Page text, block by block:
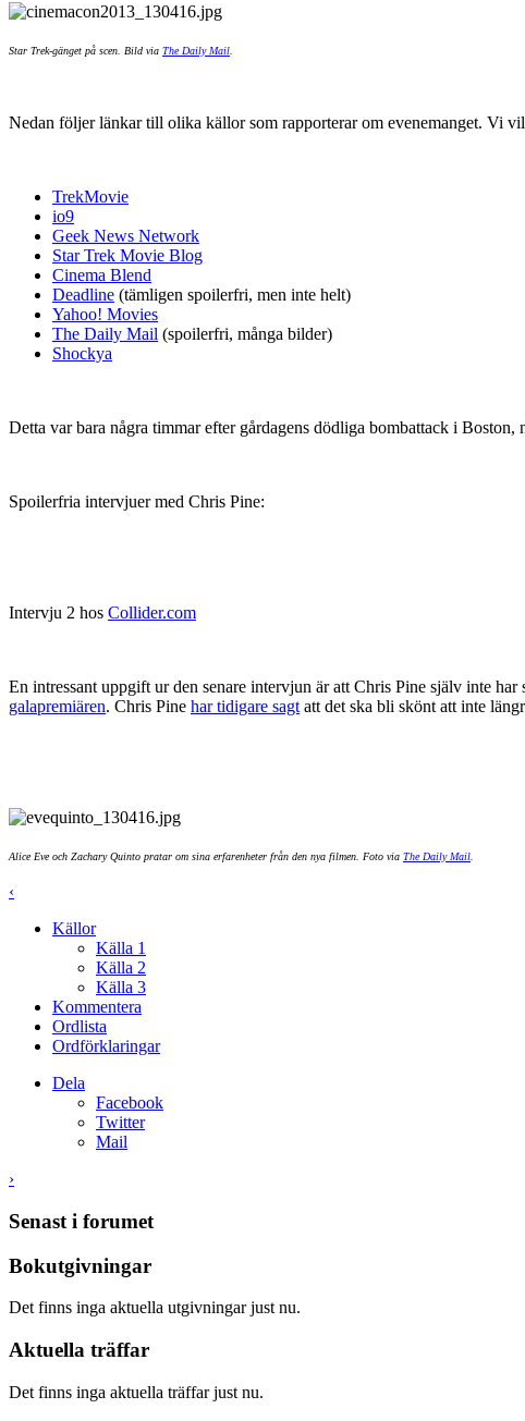
Star Trek-gänget på scen. Bild via The Daily Mail.
Nedan följer länkar till olika källor som rapporterar om evenemanget. Vi
TrekMovie
io9
Geek News Network
Star Trek Movie Blog
Cinema Blend
Deadline (tämligen spoilerfri, men inte helt)
Yahoo! Movies
The Daily Mail (spoilerfri, många bilder)
Shockya
Detta var bara några timmar efter gårdagens dödliga bombattack i Boston,
Spoilerfria intervjuer med Chris Pine:
Intervju 2 hos Collider.com
En intressant uppgift ur den senare intervjun är att Chris Pine själv inte
galapremiären. Chris Pine har tidigare sagt att det ska bli skönt att inte
Alice Eve och Zachary Quinto pratar om sina erfarenheter från den nya filmen. Foto via The Daily Mail.
‹
Källor
Källa 1
Källa 2
Källa 3
Kommentera
Ordlista
Ordförklaringar
Dela
Facebook
Twitter
Mail
›
Senast i forumet
Bokutgivningar
Det finns inga aktuella utgivningar just nu.
Aktuella träffar
Det finns inga aktuella träffar just nu.